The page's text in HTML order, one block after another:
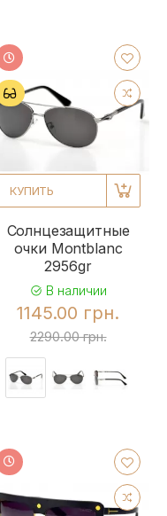
КУПИТЬ
Солнцезащитные
очки Montblanc
2956gr
В наличии
1145.00 грн.
2290.00 грн.